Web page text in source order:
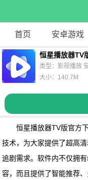
首页 安卓游戏
恒星播放器TV
类型：影视播放
大小：140.7M
恒星播放器TV版官方
技术，为大家提供了超高
追剧需求。软件内不仅拥
容，而且提供了智能推荐